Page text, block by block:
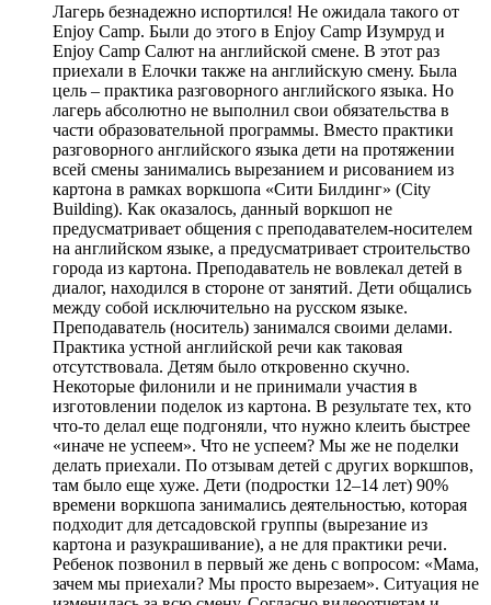
Лагерь безнадежно испортился! Не ожидала такого от
Enjoy Camp. Были до этого в Enjoy Camp Изумруд и
Enjoy Camp Салют на английской смене. В этот раз
приехали в Елочки также на английскую смену. Была
цель – практика разговорного английского языка. Но
лагерь абсолютно не выполнил свои обязательства в
части образовательной программы. Вместо практики
разговорного английского языка дети на протяжении
всей смены занимались вырезанием и рисованием из
картона в рамках воркшопа «Сити Билдинг» (City
Building). Как оказалось, данный воркшоп не
предусматривает общения с преподавателем-носителем
на английском языке, а предусматривает строительство
города из картона. Преподаватель не вовлекал детей в
диалог, находился в стороне от занятий. Дети общались
между собой исключительно на русском языке.
Преподаватель (носитель) занимался своими делами.
Практика устной английской речи как таковая
отсутствовала. Детям было откровенно скучно.
Некоторые филонили и не принимали участия в
изготовлении поделок из картона. В результате тех, кто
что-то делал еще подгоняли, что нужно клеить быстрее
«иначе не успеем». Что не успеем? Мы же не поделки
делать приехали. По отзывам детей с других воркшпов,
там было еще хуже. Дети (подростки 12–14 лет) 90%
времени воркшопа занимались деятельностью, которая
подходит для детсадовской группы (вырезание из
картона и разукрашивание), а не для практики речи.
Ребенок позвонил в первый же день с вопросом: «Мама,
зачем мы приехали? Мы просто вырезаем». Ситуация не